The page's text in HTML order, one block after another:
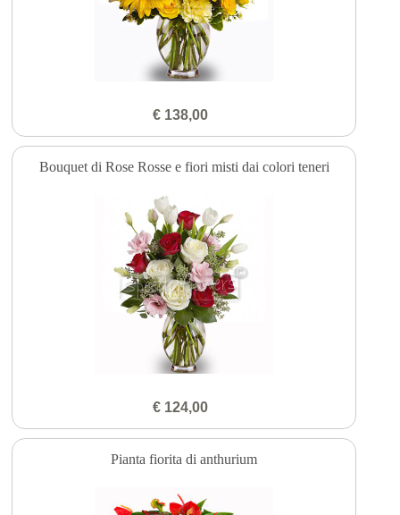
€ 138,00
Bouquet di Rose Rosse e fiori misti dai colori teneri
€ 124,00
Pianta fiorita di anthurium